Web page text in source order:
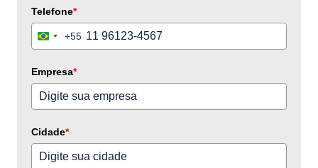
Telefone*
Brazil+55
Empresa*
Cidade*